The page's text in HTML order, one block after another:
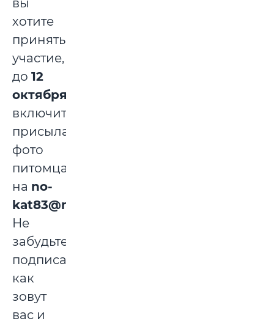
вы
хотите
принять
участие,
до 12
октября
включительно
присылайте
фото
питомца
на no-
kat83@mail.ru
Не
забудьте
подписать,
как
зовут
вас и